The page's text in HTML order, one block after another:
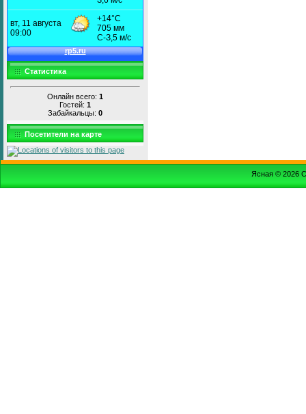
Статистика
Онлайн всего: 1
Гостей: 1
Забайкальцы: 0
Посетители на карте
Ясная © 2026